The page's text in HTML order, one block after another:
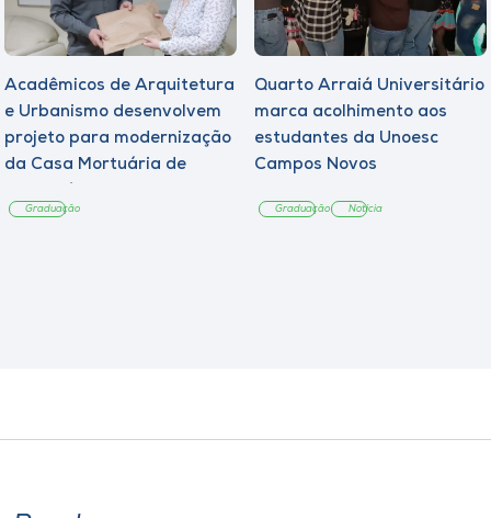
Acadêmicos de Arquitetura
e Urbanismo desenvolvem
projeto para modernização
da Casa Mortuária de
Graduação
Quarto Arraiá Universitário
marca acolhimento aos
estudantes da Unoesc
Campos Novos
Graduação Notícia